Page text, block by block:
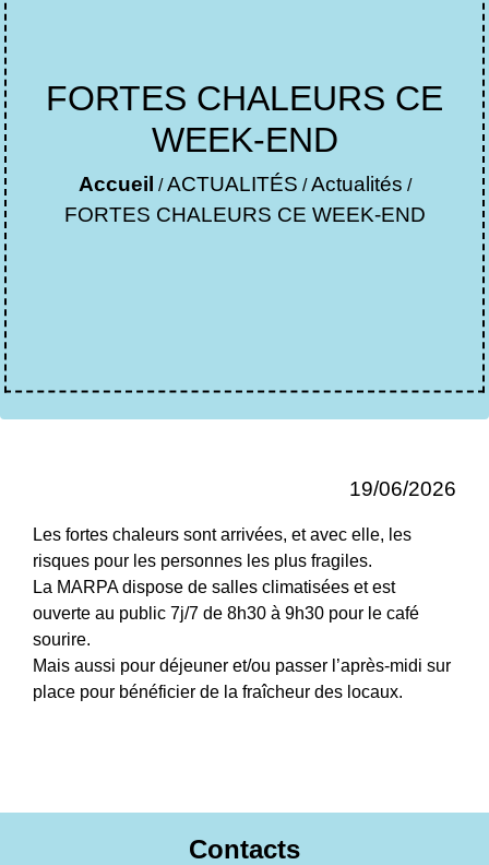
FORTES CHALEURS CE
WEEK-END
Accueil /ACTUALITÉS /Actualités /
FORTES CHALEURS CE WEEK-END
19/06/2026
Les fortes chaleurs sont arrivées, et avec elle, les
risques pour les personnes les plus fragiles.
La MARPA dispose de salles climatisées et est
ouverte au public 7j/7 de 8h30 à 9h30 pour le café
sourire.
Mais aussi pour déjeuner et/ou passer l’après-midi sur
place pour bénéficier de la fraîcheur des locaux.
Contacts